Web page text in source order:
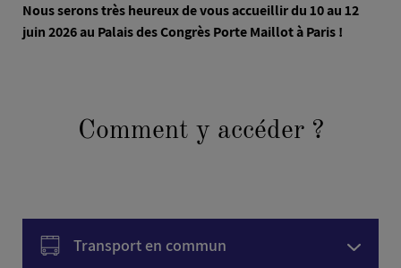
Nous serons très heureux de vous accueillir du 10 au 12
juin 2026 au Palais des Congrès Porte Maillot à Paris !
Comment y accéder ?
Transport en commun